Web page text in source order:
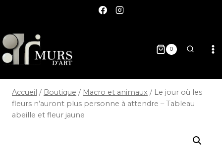
0
Accueil / Boutique / Macro et animaux / Le jour où les
fleurs n’auront plus personne à attendre – Tableau
abeille et fleur jaune